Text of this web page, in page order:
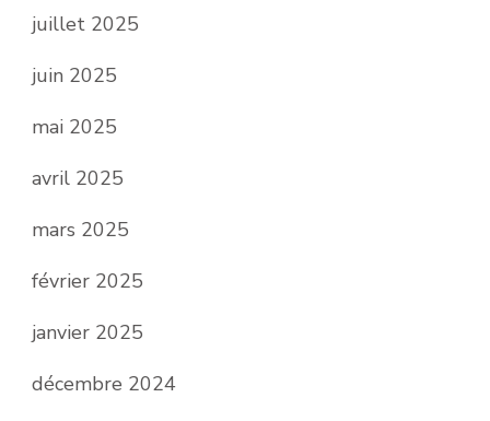
juillet 2025
juin 2025
mai 2025
avril 2025
mars 2025
février 2025
janvier 2025
décembre 2024